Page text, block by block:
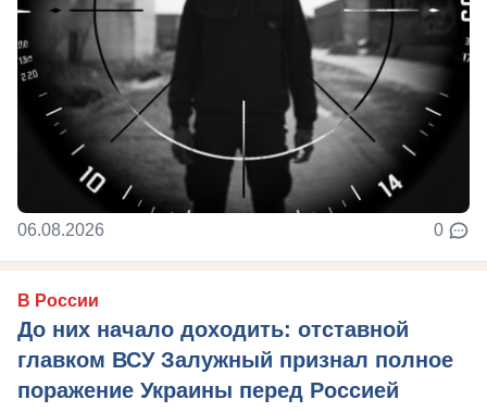
06.08.2026 0
В России
До них начало доходить: отставной
главком ВСУ Залужный признал полное
поражение Украины перед Россией